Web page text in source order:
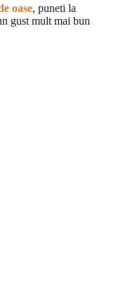
oase, puneti la
gust mult mai bun